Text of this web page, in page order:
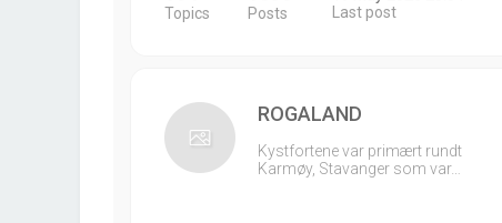
Topics Posts
Last post
ROGALAND
Kystfortene var primært rundt
Karmøy, Stavanger som var…